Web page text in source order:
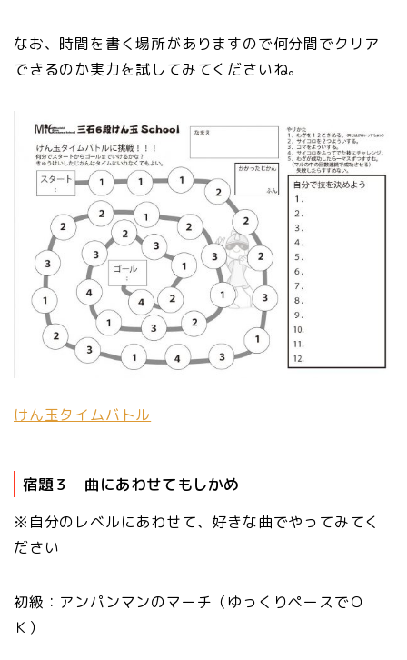
なお、時間を書く場所がありますので何分間でクリア
できるのか実力を試してみてくださいね。
けん玉タイムバトル
宿題３ 曲にあわせてもしかめ
※自分のレベルにあわせて、好きな曲でやってみてく
ださい
初級：アンパンマンのマーチ（ゆっくりペースでＯ
Ｋ）